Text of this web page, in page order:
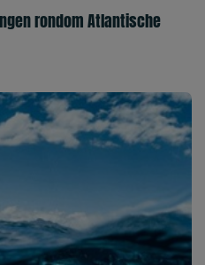
rondom Atlantische